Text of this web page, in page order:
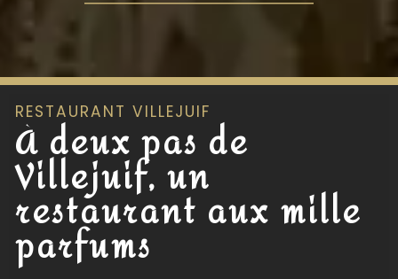
RESTAURANT VILLEJUIF
À deux pas de
Villejuif, un
restaurant aux mille
parfums